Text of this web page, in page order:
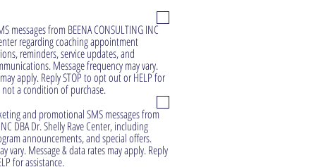
messages from BEENA CONSULTING INC
regarding coaching appointment
reminders, service updates, and
Message frequency may vary.
apply. Reply STOP to opt out or HELP for
not a condition of purchase.
and promotional SMS messages from
DBA Dr. Shelly Rave Center, including
announcements, and special offers.
vary. Message & data rates may apply. Reply
for assistance.